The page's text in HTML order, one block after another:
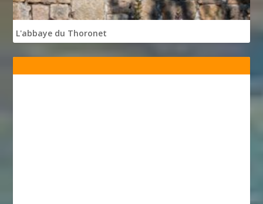
L'abbaye du Thoronet